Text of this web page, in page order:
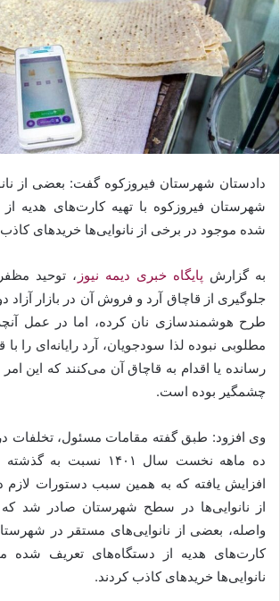
دادستان شهرستان فیروزکوه گفت: بعضی از
شهرستان فیروزکوه با تهیه کارت‌های هدیه
شده موجود در برخی از نانوایی‌ها خرید‌های
به گزارش پایگاه خبری دیمه نیوز ، توحید
جلوگیری از قاچاق آرد و فروش آن در بازار آزاد
طرح هوشمندسازی نان کرده، اما در عمل آنچه
مطلوبی نبوده لذا سودجویان، آرد رایانه‌ای را
رسانده یا اقدام به قاچاق آن می‌کنند که این
چشمگیر بوده است.
وی افزود: طبق گفته مقامات مسئول، تخلفات
ده ماهه نخست سال ۱۴۰۱
افزایش یافته که به همین سبب دستورات
از نانوایی‌ها در سطح شهرستان صادر شد
واصله، بعضی از نانوایی‌های مستقر در
کارت‌های هدیه از دستگاه‌های تعریف شده
نانوایی‌ها خرید‌های کاذب کردند.